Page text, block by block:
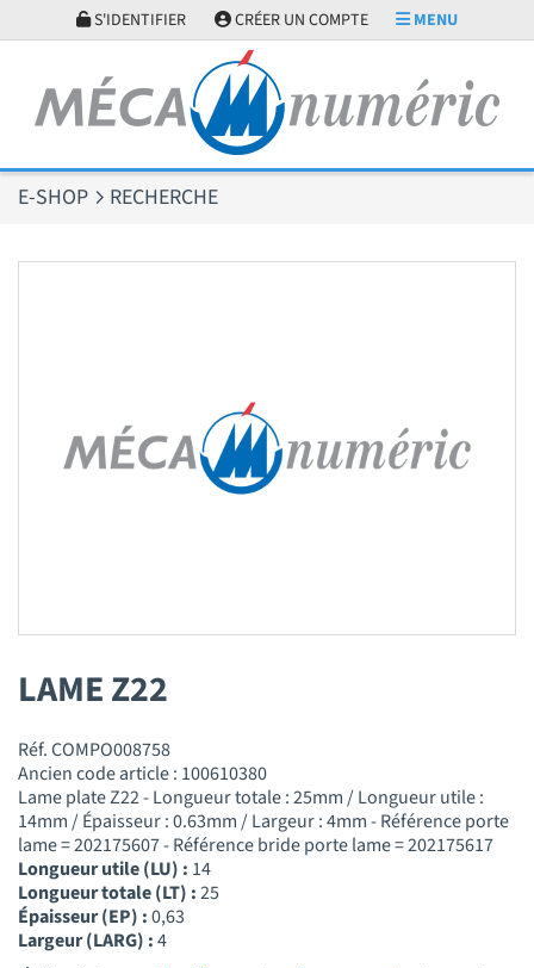
S'IDENTIFIER CRÉER UN COMPTE MENU
E-SHOP RECHERCHE
LAME Z22
Réf. COMPO008758
Ancien code article : 100610380
Lame plate Z22 - Longueur totale : 25mm / Longueur utile :
14mm / Épaisseur : 0.63mm / Largeur : 4mm - Référence porte
lame = 202175607 - Référence bride porte lame = 202175617
Longueur utile (LU) : 14
Longueur totale (LT) :25
Épaisseur (EP) :0,63
Largeur (LARG) :4
Panneau de gestion des cookies